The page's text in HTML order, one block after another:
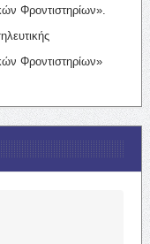
Φροντιστηρίων».
Φροντιστηρίων»